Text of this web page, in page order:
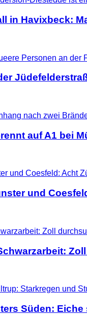
in Havixbeck:
auf A1 bei
und
Süden: